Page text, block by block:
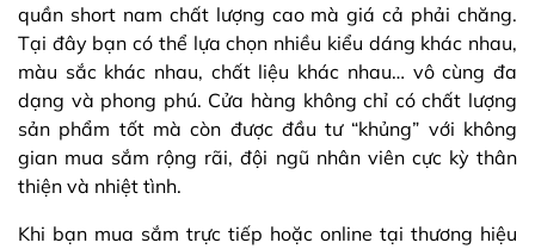
quần short nam chất lượng cao mà giá cả phải chăng.
Tại đây bạn có thể lựa chọn nhiều kiểu dáng khác nhau,
màu sắc khác nhau, chất liệu khác nhau… vô cùng đa
dạng và phong phú. Cửa hàng không chỉ có chất lượng
sản phẩm tốt mà còn được đầu tư “khủng” với không
gian mua sắm rộng rãi, đội ngũ nhân viên cực kỳ thân
thiện và nhiệt tình.
Khi bạn mua sắm trực tiếp hoặc online tại thương hiệu